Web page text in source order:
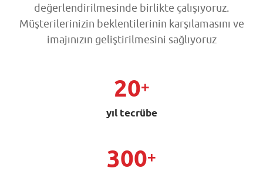
değerlendirilmesinde birlikte çalışıyoruz.
Müşterilerinizin beklentilerinin karşılamasını ve
imajınızın geliştirilmesini sağlıyoruz
20+
yıl tecrübe
300+